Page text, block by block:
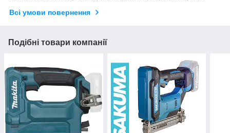
Всі умови повернення
Подібні товари компанії